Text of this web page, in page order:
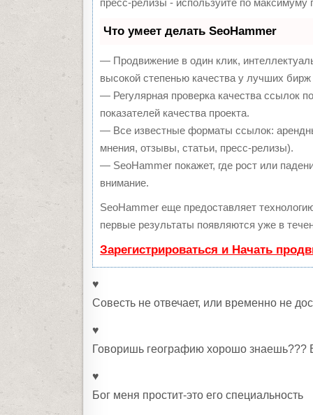
пресс-релизы - используйте по
Что умеет делать SeoHammer
— Продвижение в один клик,
высокой степенью качества у лучших
— Регулярная проверка качества ссылок
показателей качества проекта.
— Все известные форматы ссылок:
мнения, отзывы, статьи, пресс-релизы).
— SeoHammer покажет, где рост или
внимание.
SeoHammer еще предоставляет
первые результаты появляются уже в
Зарегистрироваться и Начать
♥
Совесть не отвечает, или временно не
♥
Говоришь географию хорошо
♥
Бог меня простит-это его специальность